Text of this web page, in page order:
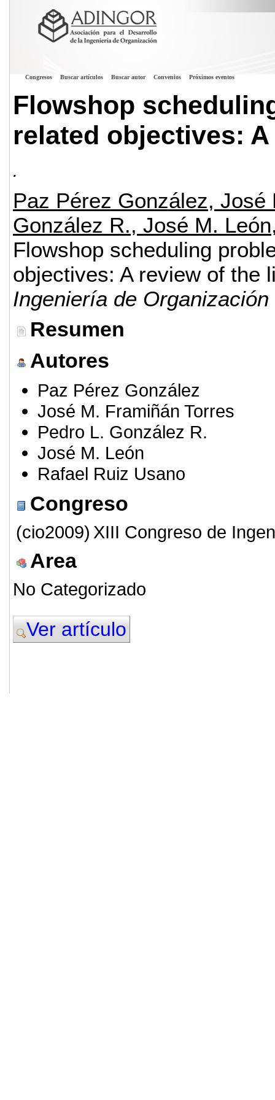
Congresos Buscar artículos Buscar autor Convenios Próximos eventos
Flowshop
related objectives:
.
Paz Pérez González,
González R., José M.
Flowshop scheduling
objectives: A review of the
Ingeniería de Organización
Resumen
Autores
Paz Pérez González
José M. Framiñán Torres
Pedro L. González R.
José M. León
Rafael Ruiz Usano
Congreso
(cio2009) XIII Congreso de
Area
No Categorizado
Ver artículo